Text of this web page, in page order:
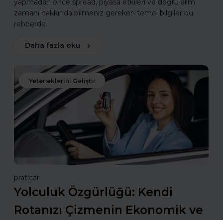
yapmadan önce spread, piyasa etkileri ve doğru alım
zamanı hakkında bilmeniz gereken temel bilgiler bu
rehberde.
Daha fazla oku
Yeteneklerini Geliştir
praticar
Yolculuk Özgürlüğü: Kendi
Rotanızı Çizmenin Ekonomik ve